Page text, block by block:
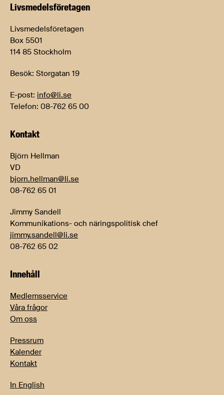
Livsmedels­företagen
Livsmedelsföretagen
Box 5501
114 85 Stockholm
Besök: Storgatan 19
E-post: info@li.se
Telefon: 08-762 65 00
Kontakt
Björn Hellman
VD
bjorn.hellman@li.se
08-762 65 01
Jimmy Sandell
Kommunikations- och näringspolitisk chef
jimmy.sandell@li.se
08-762 65 02
Innehåll
Medlemsservice
Våra frågor
Om oss
Pressrum
Kalender
Kontakt
In English